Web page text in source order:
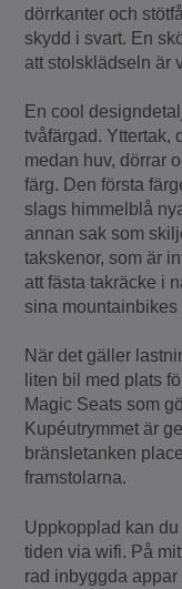
dörrkanter och
skydd i svart. En
att stolsklädseln är
En cool
tvåfärgad. Yttertak,
medan huv, dörrar
färg. Den första
slags himmelblå
annan sak som
takskenor, som är
att fästa takräcke i
sina mountainbikes
När det gäller
liten bil med plats
Magic Seats som
Kupéutrymmet är
bränsletanken
framstolarna.
Uppkopplad kan
tiden via wifi. På
rad inbyggda